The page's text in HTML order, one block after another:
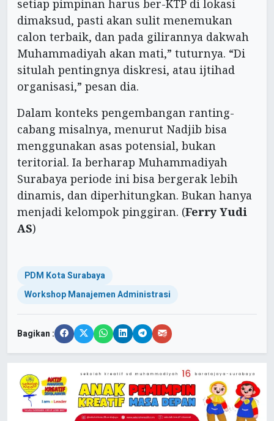
setiap pimpinan harus ber-KTP di lokasi
dimaksud, pasti akan sulit menemukan
calon terbaik, dan pada gilirannya dakwah
Muhammadiyah akan mati,” tuturnya. “Di
situlah pentingnya diskresi, atau ijtihad
organisasi,” pesan dia.
Dalam konteks pengembangan ranting-
cabang misalnya, menurut Nadjib bisa
menggunakan asas potensial, bukan
teritorial. Ia berharap Muhammadiyah
Surabaya periode ini bisa bergerak lebih
dinamis, dan diperhitungkan. Bukan hanya
menjadi kelompok pinggiran. (Ferry Yudi
AS)
PDM Kota Surabaya
Workshop Manajemen Administrasi
Bagikan :